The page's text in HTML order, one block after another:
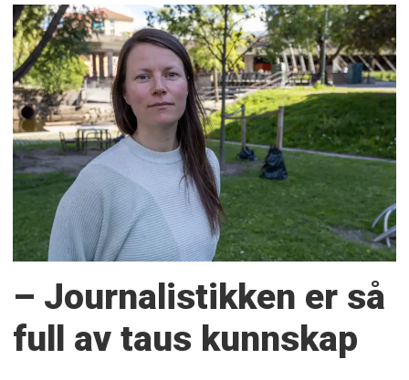
– Journalistikken er så
full av taus kunnskap